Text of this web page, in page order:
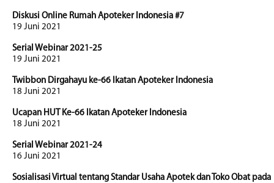
Diskusi Online Rumah Apoteker Indonesia #7
19 Juni 2021
Serial Webinar 2021-25
19 Juni 2021
Twibbon Dirgahayu ke-66 Ikatan Apoteker Indonesia
18 Juni 2021
Ucapan HUT Ke-66 Ikatan Apoteker Indonesia
18 Juni 2021
Serial Webinar 2021-24
16 Juni 2021
Sosialisasi Virtual tentang Standar Usaha Apotek dan Toko Obat pada